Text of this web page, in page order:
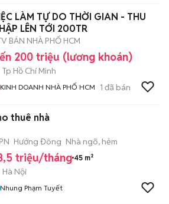
LÀM TỰ DO THỜI GIAN - THU
LÊN TỚI 200TR
BÁN NHÀ PHỐ HCM
200 triệu (lương khoán)
Tp Hồ Chí Minh
KINH DOANH NHÀ PHỐ HCM 1 đã bán
thuê nhà
Hướng Đông Nhà ngõ, hẻm
triệu/tháng 45 m²
Hà Nội
Nhung Phạm Tuyết